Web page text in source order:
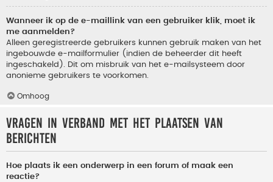
Wanneer ik op de e-maillink van een gebruiker klik, moet ik
me aanmelden?
Alleen geregistreerde gebruikers kunnen gebruik maken van het
ingebouwde e-mailformulier (indien de beheerder dit heeft
ingeschakeld). Dit om misbruik van het e-mailsysteem door
anonieme gebruikers te voorkomen.
Omhoog
Vragen in verband met het plaatsen van
berichten
Hoe plaats ik een onderwerp in een forum of maak een
reactie?